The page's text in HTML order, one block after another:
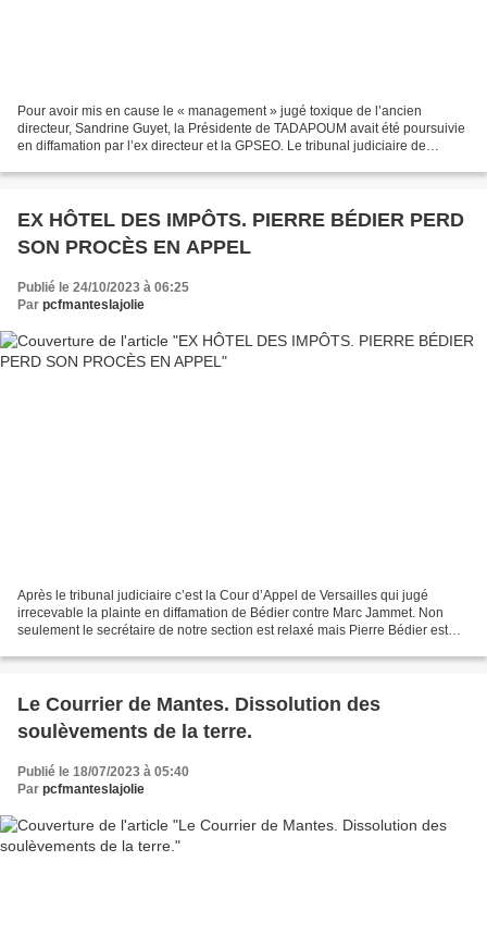
Pour avoir mis en cause le « management » jugé toxique de l’ancien
directeur, Sandrine Guyet, la Présidente de TADAPOUM avait été poursuivie
en diffamation par l’ex directeur et la GPSEO. Le tribunal judiciaire de
EX HÔTEL DES IMPÔTS. PIERRE BÉDIER PERD
SON PROCÈS EN APPEL
Publié le 24/10/2023 à 06:25
Par pcfmanteslajolie
Après le tribunal judiciaire c’est la Cour d’Appel de Versailles qui jugé
irrecevable la plainte en diffamation de Bédier contre Marc Jammet. Non
seulement le secrétaire de notre section est relaxé mais Pierre Bédier est
Le Courrier de Mantes. Dissolution des
soulèvements de la terre.
Publié le 18/07/2023 à 05:40
Par pcfmanteslajolie